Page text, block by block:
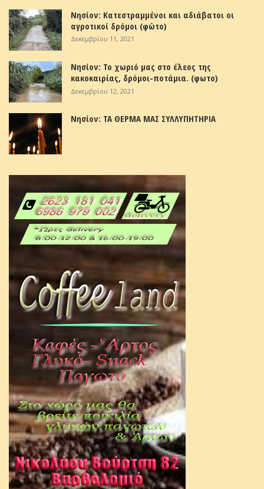
Νησίον: Κατεστραμμένοι και αδιάβατοι οι
αγροτικοί δρόμοι (φώτο)
Δεκεμβρίου 11, 2021
Νησίον: Το χωριό μας στο έλεος της
κακοκαιρίας, δρόμοι-ποτάμια. (φωτο)
Δεκεμβρίου 12, 2021
Νησίον: ΤΑ ΘΕΡΜΑ ΜΑΣ ΣΥΛΛΥΠΗΤΗΡΙΑ